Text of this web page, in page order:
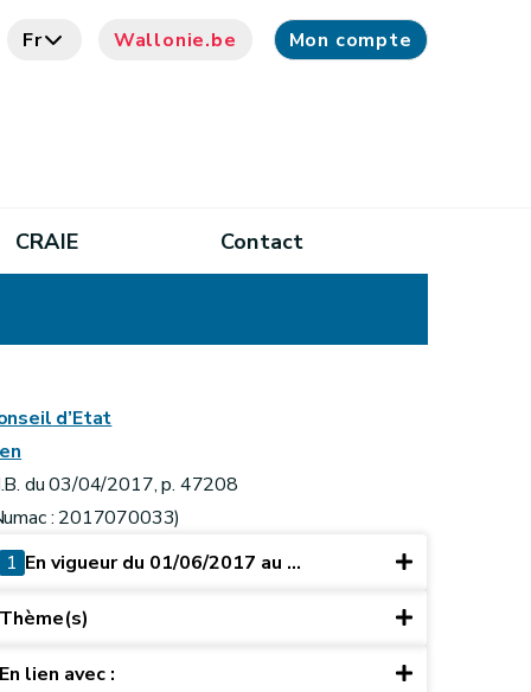
Fr Wallonie.be Mon compte
CRAIE Contact
d’Etat
du 03/04/2017, p. 47208
: 2017070033)
1 En vigueur du 01/06/2017 au ...
lien avec :